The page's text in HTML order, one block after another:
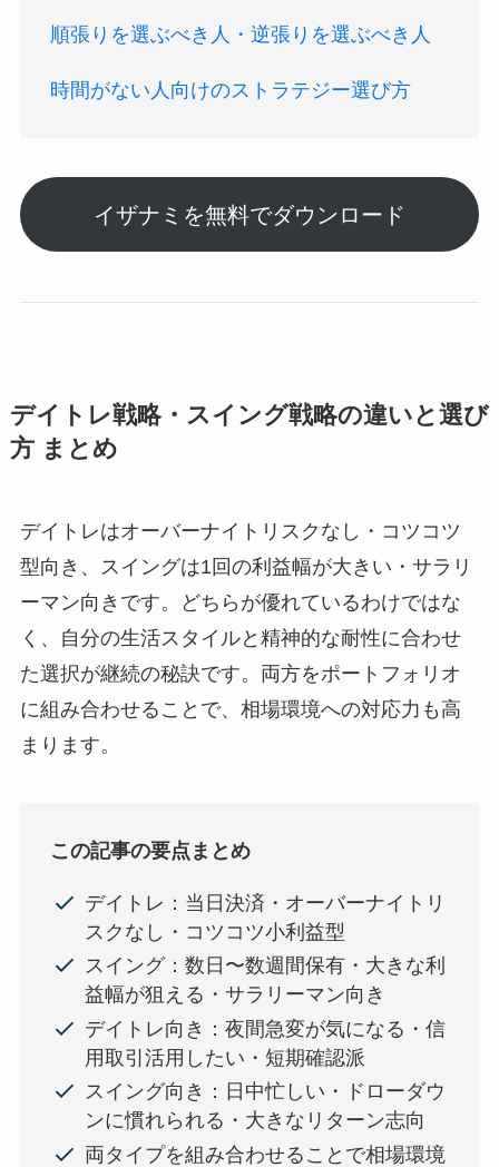
順張りを選ぶべき人・逆張りを選ぶべき人
時間がない人向けのストラテジー選び方
イザナミを無料でダウンロード
デイトレ戦略・スイング戦略の違いと選び
方 まとめ
デイトレはオーバーナイトリスクなし・コツコツ
型向き、スイングは1回の利益幅が大きい・サラリ
ーマン向きです。どちらが優れているわけではな
く、自分の生活スタイルと精神的な耐性に合わせ
た選択が継続の秘訣です。両方をポートフォリオ
に組み合わせることで、相場環境への対応力も高
まります。
この記事の要点まとめ
デイトレ：当日決済・オーバーナイトリ
スクなし・コツコツ小利益型
スイング：数日〜数週間保有・大きな利
益幅が狙える・サラリーマン向き
デイトレ向き：夜間急変が気になる・信
用取引活用したい・短期確認派
スイング向き：日中忙しい・ドローダウ
ンに慣れられる・大きなリターン志向
両タイプを組み合わせることで相場環境